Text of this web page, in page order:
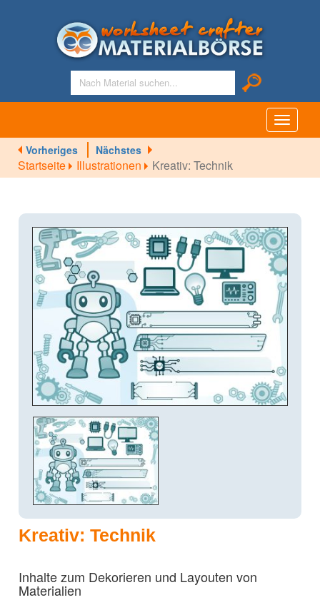
Toggle
Vorheriges
Nächstes
Startseite Illustrationen Kreativ: Technik
Kreativ: Technik
Inhalte zum Dekorieren und Layouten von
Materialien